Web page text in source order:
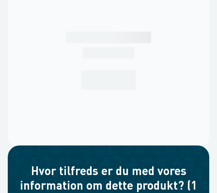
Hvor tilfreds er du med vores
information om dette produkt? (1